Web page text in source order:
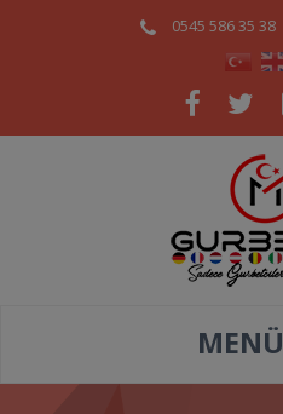
0545 586 35 38
MENÜ